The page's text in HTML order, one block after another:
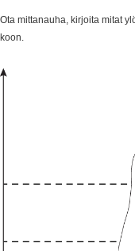
Ota mittanauha, kirjoita mitat
koon.